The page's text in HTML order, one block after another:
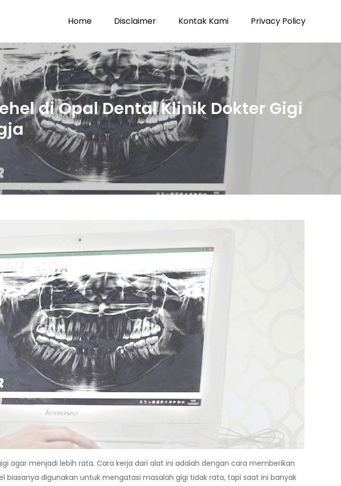
Home Disclaimer Kontak Kami Privacy Policy
di Opal Dental Klinik Dokter Gigi
agar menjadi lebih rata. Cara kerja dari alat ini adalah dengan cara memberikan
digunakan untuk mengatasi masalah gigi tidak rata, tapi saat ini banyak